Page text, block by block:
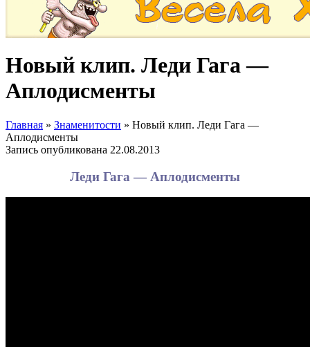
Новый клип. Леди Гага —
Аплодисменты
Главная » Знаменитости » Новый клип. Леди Гага —
Аплодисменты
Запись опубликована 22.08.2013
Леди Гага — Аплодисменты